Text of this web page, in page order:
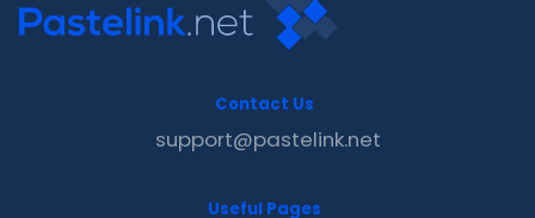
Contact Us
support@pastelink.net
Useful Pages